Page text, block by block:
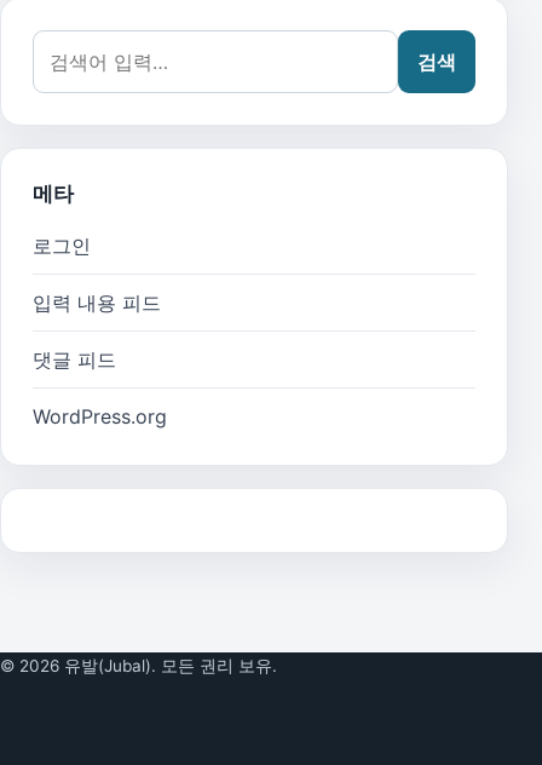
검색어:
검색
메타
로그인
입력 내용 피드
댓글 피드
WordPress.org
© 2026 유발(Jubal). 모든 권리 보유.